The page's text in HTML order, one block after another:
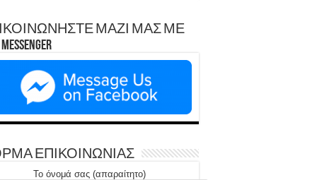
ΜΑΖΙ ΜΑΣ ΜΕ
ΕΠΙΚΟΙΝΩΝΙΑΣ
Το όνομά σας (απαραίτητο)